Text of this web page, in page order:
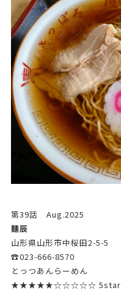
第39話 Aug.2025
麺辰
山形県山形市中桜田2-5-5
☎023-666-8570
とっつあんらーめん
★★★★★☆☆☆☆☆ 5star